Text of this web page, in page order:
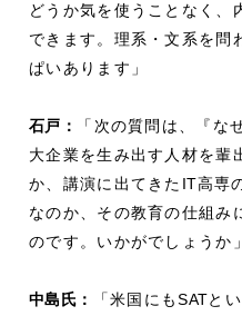
どうか気を使うことなく、
できます。理系・文系を問
ぱいあります」
石戸： 「次の質問は、『な
大企業を生み出す人材を輩
か、講演に出てきた IT高専
なのか、その教育の仕組み
のです。いかがでしょうか」
中島氏： 「米国にもSATと